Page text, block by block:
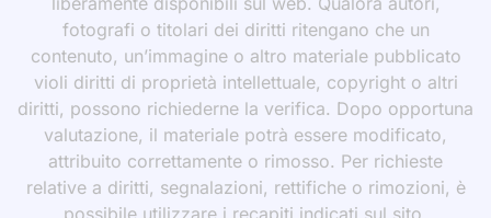
fotografi o titolari dei diritti ritengano che un
contenuto, un’immagine o altro materiale pubblicato
violi diritti di proprietà intellettuale, copyright o altri
diritti, possono richiederne la verifica. Dopo opportuna
valutazione, il materiale potrà essere modificato,
attribuito correttamente o rimosso. Per richieste
relative a diritti, segnalazioni, rettifiche o rimozioni, è
possibile utilizzare i recapiti indicati sul sito.